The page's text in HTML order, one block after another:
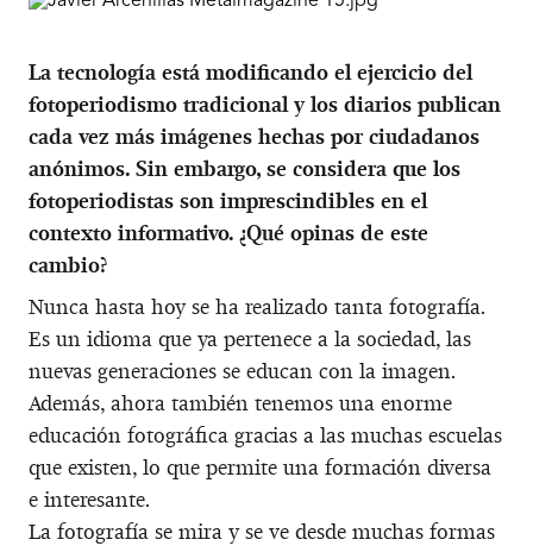
La tecnología está modificando el ejercicio del
fotoperiodismo tradicional y los diarios publican
cada vez más imágenes hechas por ciudadanos
anónimos. Sin embargo, se considera que los
fotoperiodistas son imprescindibles en el
contexto informativo. ¿Qué opinas de este
cambio?
Nunca hasta hoy se ha realizado tanta fotografía.
Es un idioma que ya pertenece a la sociedad, las
nuevas generaciones se educan con la imagen.
Además, ahora también tenemos una enorme
educación fotográfica gracias a las muchas escuelas
que existen, lo que permite una formación diversa
e interesante.
La fotografía se mira y se ve desde muchas formas